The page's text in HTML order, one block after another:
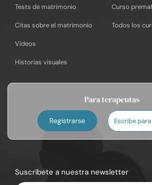
Tests de matrimonio
Citas sobre el matrimonio
Vídeos
Historias visuales
Curso
Todos los
Para terapeutas
Registrarse Escribe
Suscríbete a nuestra newsletter